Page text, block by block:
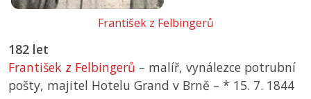
František z Felbingerů
182 let
František z Felbingerů – malíř, vynálezce potrubní
pošty, majitel Hotelu Grand v Brně – * 15. 7. 1844